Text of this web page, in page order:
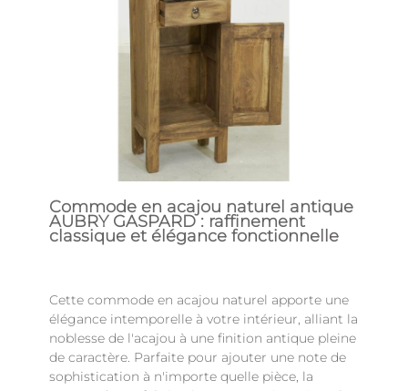
Commode en acajou naturel antique
AUBRY GASPARD : raffinement
classique et élégance fonctionnelle
Cette commode en acajou naturel apporte une
élégance intemporelle à votre intérieur, alliant la
noblesse de l'acajou à une finition antique pleine
de caractère. Parfaite pour ajouter une note de
sophistication à n'importe quelle pièce, la